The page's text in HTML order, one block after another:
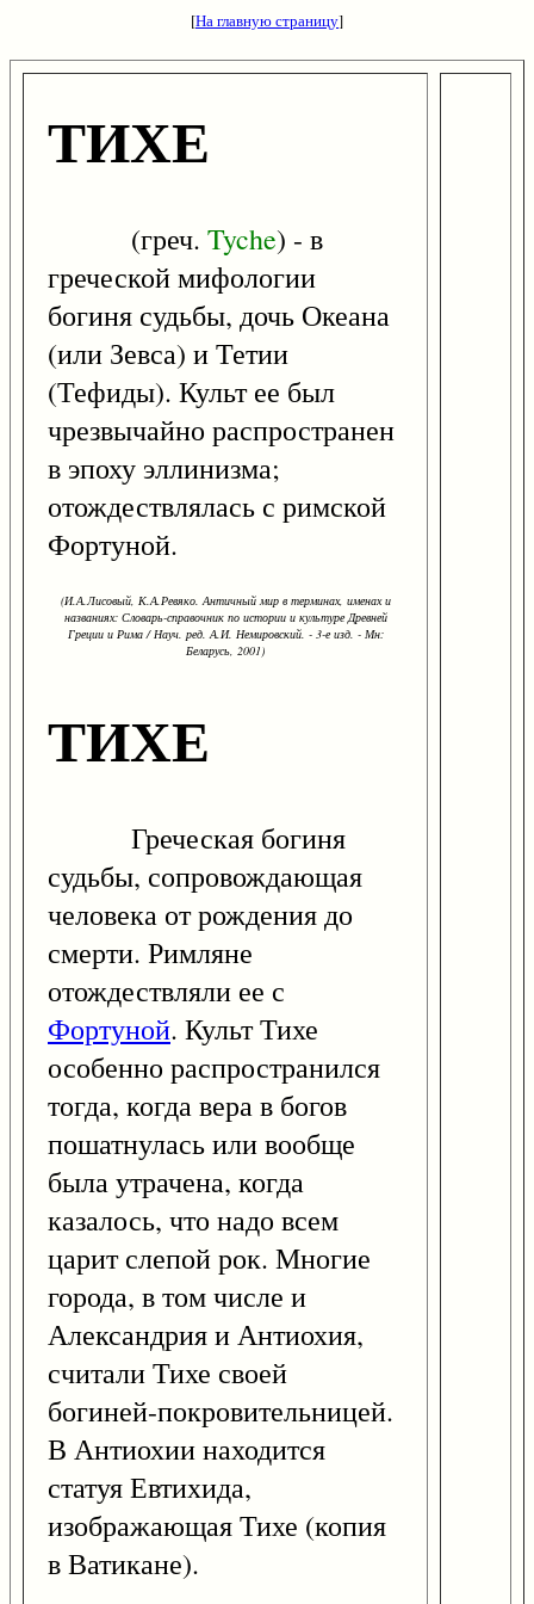
[На главную страницу]
ТИХЕ
(греч. Tyche) - в
греческой мифологии
богиня судьбы, дочь Океана
(или Зевса) и Тетии
(Тефиды). Культ ее был
чрезвычайно распространен
в эпоху эллинизма;
отождествлялась с римской
Фортуной.
(И.А.Лисовый, К.А.Ревяко. Античный мир в терминах, именах и
названиях: Словарь-справочник по истории и культуре Древней
Греции и Рима / Науч. ред. А.И. Немировский. - 3-е изд. - Мн:
Беларусь, 2001)
ТИХЕ
Греческая богиня
судьбы, сопровождающая
человека от рождения до
смерти. Римляне
отождествляли ее с
Фортуной. Культ Тихе
особенно распространился
тогда, когда вера в богов
пошатнулась или вообще
была утрачена, когда
казалось, что надо всем
царит слепой рок. Многие
города, в том числе и
Александрия и Антиохия,
считали Тихе своей
богиней-покровительницей.
В Антиохии находится
статуя Евтихида,
изображающая Тихе (копия
в Ватикане).